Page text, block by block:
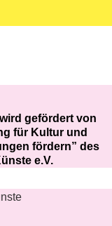
gefördert von
für Kultur und
fördern” des
e.V.